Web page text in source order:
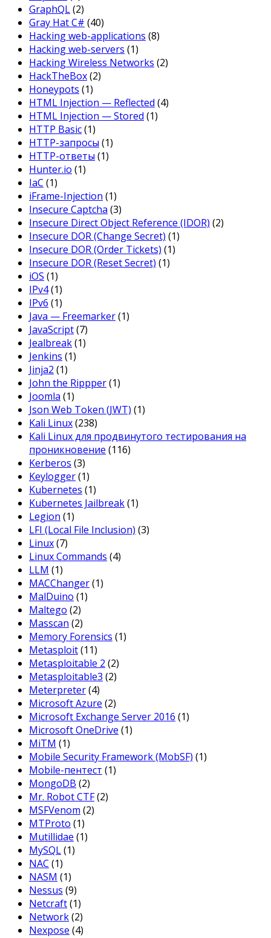
GraphQL(2)
Gray Hat C# (40)
Hacking web-applications (8)
Hacking web-servers (1)
Hacking Wireless Networks (2)
HackTheBox(2)
Honeypots (1)
HTML Injection — Reflected (4)
HTML Injection — Stored (1)
HTTP Basic(1)
HTTP-запросы (1)
HTTP-ответы (1)
Hunter.io (1)
IaC (1)
iFrame-Injection (1)
Insecure Captcha (3)
Insecure Direct Object Reference (IDOR) (2)
Insecure DOR (Change Secret) (1)
Insecure DOR (Order Tickets) (1)
Insecure DOR (Reset Secret) (1)
iOS (1)
IPv4(1)
IPv6 (1)
Java — Freemarker(1)
JavaScript(7)
Jealbreak(1)
Jenkins (1)
Jinja2 (1)
John the Rippper(1)
Joomla (1)
Json Web Token (JWT) (1)
Kali Linux(238)
Kali Linux для продвинутого тестирования на
проникновение (116)
Kerberos (3)
Keylogger(1)
Kubernetes (1)
Kubernetes Jailbreak(1)
Legion (1)
LFI (Local File Inclusion) (3)
Linux(7)
Linux Commands (4)
LLM (1)
MACChanger(1)
MalDuino (1)
Maltego (2)
Masscan (2)
Memory Forensics (1)
Metasploit(11)
Metasploitable 2 (2)
Metasploitable3 (2)
Meterpreter(4)
Microsoft Azure (2)
Microsoft Exchange Server 2016 (1)
Microsoft OneDrive (1)
MiTM (1)
Mobile Security Framework (MobSF) (1)
Mobile-пентест (1)
MongoDB (2)
Mr. Robot CTF(2)
MSFVenom (2)
MTProto (1)
Mutillidae (1)
MySQL(1)
NAC (1)
NASM (1)
Nessus (9)
Netcraft(1)
Network(2)
Nexpose (4)